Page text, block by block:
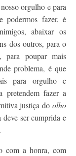
orgulho e para
podermos fazer, é
abaixar os
dos outros, para o
para poupar mais
problema, é que
para orgulho e
pretendem fazer a
justiça do olho
ser cumprida e
com a honra, com